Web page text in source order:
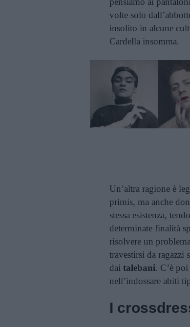
volte solo
insolito in alcune
Cardella insomma.
Un’altra ragione è
primis, ma anche
stessa esistenza,
determinate finalità
risolvere un
travestirsi da ragazzi
dai talebani. C’è
nell’indossare abiti
I